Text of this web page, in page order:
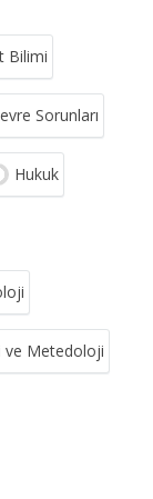
Bilimi
Sorunları
Hukuk
ve Metedoloji